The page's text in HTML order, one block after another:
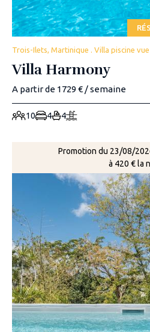
Trois-Ilets, Martinique . Villa piscine
Villa Harmony
A partir de 1729 € / semaine
10 4 4
Promotion du 23/08/
à 420 € la